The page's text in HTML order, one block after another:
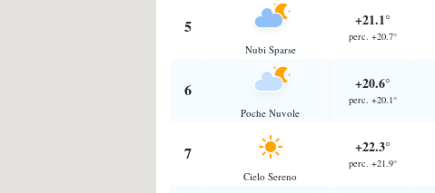
5
Nubi Sparse
+21.1°
perc. +20.7°
6
Poche Nuvole
+20.6°
perc. +20.1°
7
Cielo Sereno
+22.3°
perc. +21.9°